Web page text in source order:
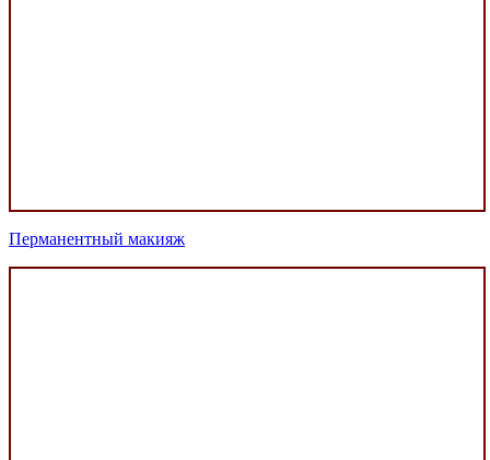
Перманентный макияж